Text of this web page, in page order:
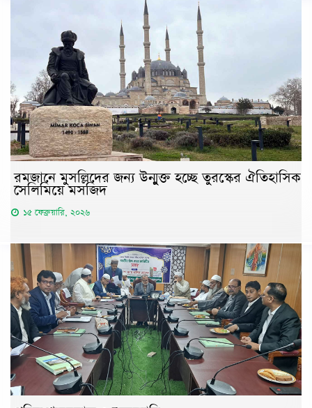
রমজানে মুসল্লিদের জন্য উন্মুক্ত হচ্ছে তুরস্কের ঐতিহাসিক
সেলিমিয়ে মসজিদ
১৫ ফেব্রুয়ারি, ২০২৬